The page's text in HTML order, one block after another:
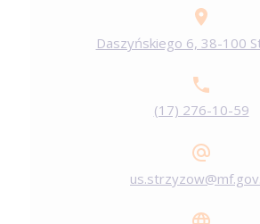
Daszyńskiego 6, 38-100
(17) 276-10-59